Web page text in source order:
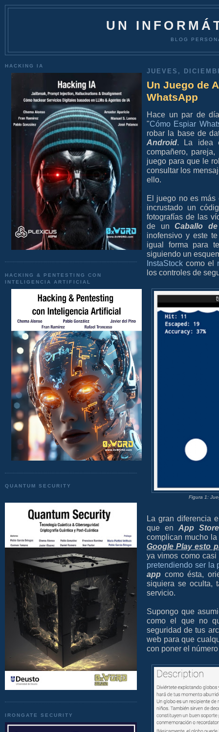
UN
BLOG
HACKING IA
HACKING & PENTESTING CON
INTELIGENCIA ARTIFICIAL
QUANTUM SECURITY
IRONGATE SECURITY
JUEVES,
Un Juego de
WhatsApp
Hace un par de
"Cómo Espiar
robar la base de
Android. La idea
compañero,
juego para que le
consultar los
ello.
El juego no es
incrustado un
fotografías de las
de unCaballo
inofensivo y este
igual forma para
siguiendo un
InstaStock como el
los controles de
Figura 1:
La gran diferencia
que en App Store
complican mucho
Google Play esto
ya vimos como
pretendiendo ser la
app como ésta,
siquiera se oculta,
servicio.
Supongo que
como el que no
seguridad de tus
web para que
con poner el